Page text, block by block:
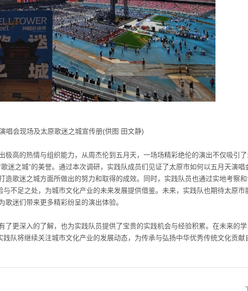
唱会现场及太原歌迷之城宣传册(供图 田文静)
极高的热情与组织能力，从周杰伦到五月天，一场场精彩绝伦的演出不仅吸引
迷之城”的美誉。通过本次调研，实践队成员们见证了太原市如何以五月天演唱
造歌迷之城方面所做出的努力和取得的成效。同时，实践队员也通过实地考察
与不足之处，为城市文化产业的未来发展提供借鉴。未来，实践队也期待太原市
迷们带来更多精彩纷呈的演出体验。
了更深入的了解，也为实践队员提供了宝贵的实践机会与经验积累。在未来的
践队将继续关注城市文化产业的发展动态，为传承与弘扬中华优秀传统文化贡献